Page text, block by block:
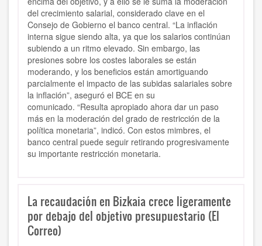
del crecimiento salarial, considerado clave en el
Consejo de Gobierno el banco central. “La inflación
interna sigue siendo alta, ya que los salarios continúan
subiendo a un ritmo elevado. Sin embargo, las
presiones sobre los costes laborales se están
moderando, y los beneficios están amortiguando
parcialmente el impacto de las subidas salariales sobre
la inflación”, aseguró el BCE en su
comunicado. “Resulta apropiado ahora dar un paso
más en la moderación del grado de restricción de la
política monetaria”, indicó. Con estos mimbres, el
banco central puede seguir retirando progresivamente
su importante restricción monetaria.
La recaudación en Bizkaia crece ligeramente
por debajo del objetivo presupuestario (El
Correo)